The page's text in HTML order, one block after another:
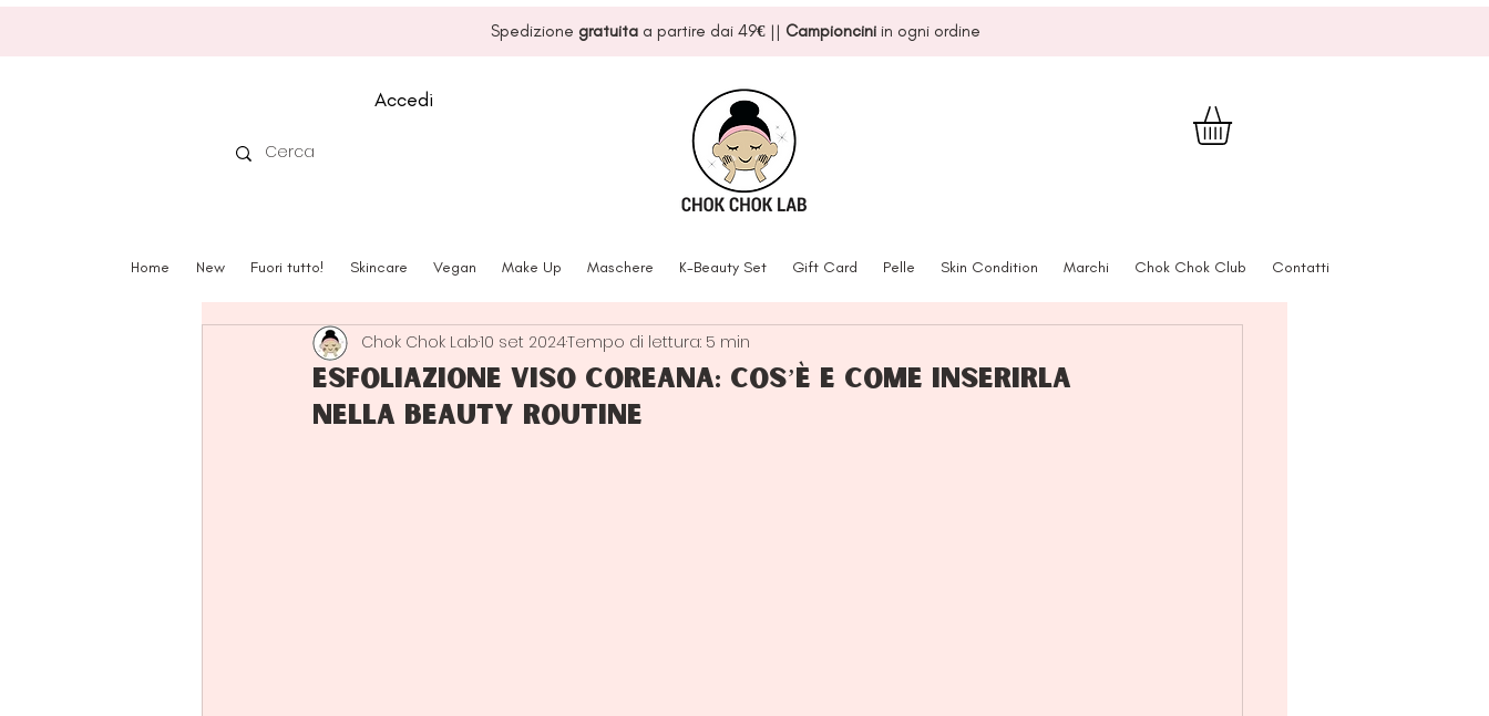
Spedizione gratuita a partire dai 49€ || Campioncini in ogni ordine
Accedi
Home New Fuori tutto! Skincare Vegan Make Up Maschere K-Beauty Set Gift Card Pelle Skin Condition Marchi Chok Chok Club Contatti
Esfoliazione viso coreana: cos’è e come inserirla
nella beauty routine
Chok Chok Lab10 set 2024Tempo di lettura: 5 min